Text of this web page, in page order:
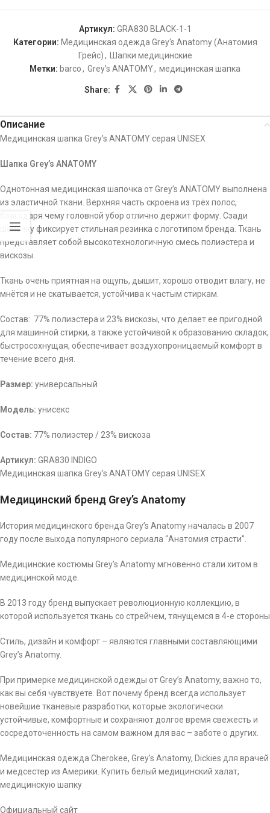
Артикул: GRA830 BLACK-1-1
Категории: Медицинская одежда Grey's Anatomy (Анатомия
Грейс), Шапки медицинские
Метки: barco, Grey's ANATOMY, медицинская шапка
Share:
Описание
Медицинская шапка Grey’s ANATOMY серая UNISEX
Шапка Grey’s ANATOMY
Однотонная медицинская шапочка от Grey’s ANATOMY выполнена
из эластичной ткани. Верхняя чаcть скроена из трёх полос,
благодаря чему головной убор отлично держит форму. Сзади
шапочку фиксирует стильная резинка с логотипом бренда. Ткань
представляет собой высокотехнологичную смесь полиэстера и
вискозы.
Ткань очень приятная на ощупь, дышит, хорошо отводит влагу, не
мнётся и не скатывается, устойчива к частым стиркам.
Состав: 77% полиэстера и 23% вискозы, что делает ее пригодной
для машинной стирки, а также устойчивой к образованию складок,
быстросохнущая, обеспечивает воздухопроницаемый комфорт в
течение всего дня.
Размер: универсальный
Модель: унисекс
Состав: 77% полиэстер / 23% вискоза
Артикул: GRA830 INDIGO
Медицинская шапка Grey’s ANATOMY серая UNISEX
Медицинский бренд Grey’s Anatomy
История медицинского бренда Grey’s Anatomy началась в 2007
году после выхода популярного сериала “Анатомия страсти”.
Медицинские костюмы Grey’s Anatomy мгновенно стали хитом в
медицинской моде.
В 2013 году бренд выпускает революционную коллекцию, в
которой используется ткань со стрейчем, тянущемся в 4-е стороны
Стиль, дизайн и комфорт – являются главными составляющими
Grey’s Anatomy.
При примерке медицинской одежды от Grey’s Anatomy, важно то,
как вы себя чувствуете. Вот почему бренд всегда использует
новейшие тканевые разработки, которые экологически
устойчивые, комфортные и сохраняют долгое время свежесть и
сосредоточенность на самом важном для вас – заботе о других.
Медицинская одежда Cherokee, Grey’s Anatomy, Dickies для врачей
и медсестер из Америки. Купить белый медицинский халат,
медицинскую шапку
Официальный сайт